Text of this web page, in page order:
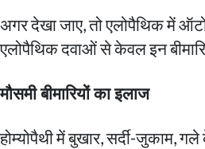
अगर देखा जाए, तो एलोपैथिक में
एलोपैथिक दवाओं से केवल इन
मौसमी बीमारियों का इलाज
होम्योपैथी में बुखार, सर्दी-जुकाम,